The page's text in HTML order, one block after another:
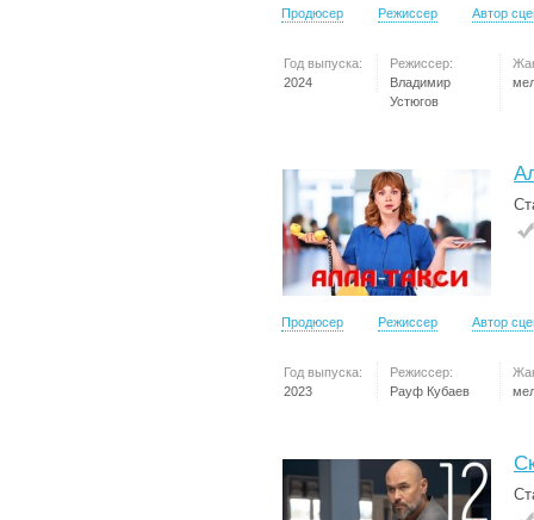
Продюсер Режиссер Автор
Год выпуска:
2024
Режиссер:
Владимир
Устюгов
Продюсер Режиссер Автор
Год выпуска:
2023
Режиссер:
Рауф Кубаев